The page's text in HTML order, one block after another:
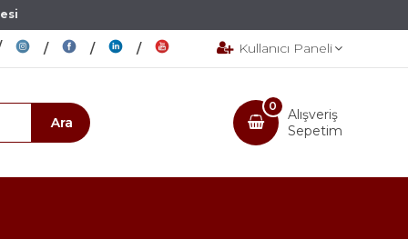
Kullanıcı Paneli
Alışveriş
Sepetim
0